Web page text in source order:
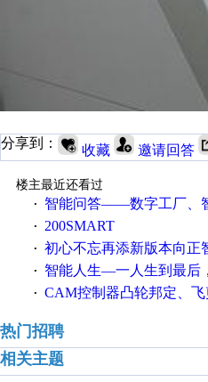
分享到： 收藏 邀请回答
楼主最近还看过
·
智能问答——数字工厂、智慧工厂和智能制造三者的
· 200SMART
· 初心不忘再添新版本向正智慧城市云展厅
· 智能人生—一人生到最后，其实拼的
· CAM控制器凸轮邦定、飞剪、追剪
热门招聘
相关主题